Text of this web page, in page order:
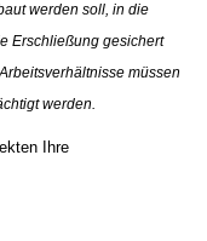
werden soll, in die
Erschließung gesichert
müssen
werden.
Ihre